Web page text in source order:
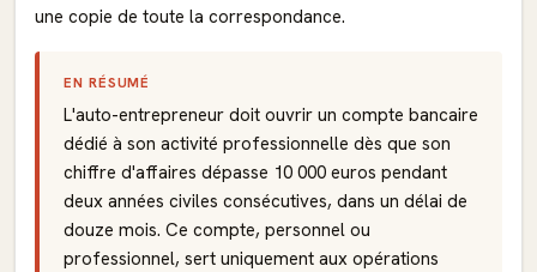
une copie de toute la correspondance.
EN RÉSUMÉ
L'auto-entrepreneur doit ouvrir un compte bancaire
dédié à son activité professionnelle dès que son
chiffre d'affaires dépasse 10 000 euros pendant
deux années civiles consécutives, dans un délai de
douze mois. Ce compte, personnel ou
professionnel, sert uniquement aux opérations